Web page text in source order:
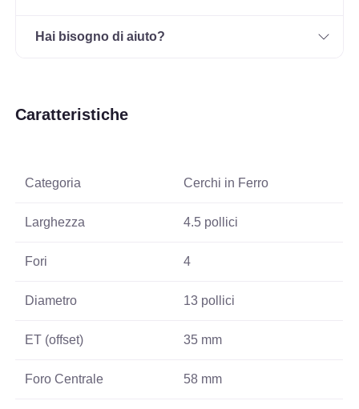
Hai bisogno di aiuto?
Caratteristiche
Categoria Cerchi in Ferro
Larghezza 4.5 pollici
Fori 4
Diametro 13 pollici
ET (offset) 35 mm
Foro Centrale 58 mm